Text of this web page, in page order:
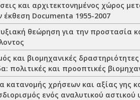
και αρχιτεκτονημένος χώρος
Documenta 1955-2007
θεώρηση για την προστασία
και βιομηχανικές
πολιτικές και προοπτικές
χρήσεων και αξίας γης
ενός αναλυτικού αστικού